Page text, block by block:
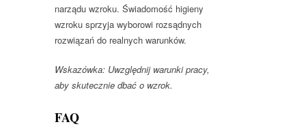
narządu wzroku. Świadomość higieny
wzroku sprzyja wyborowi rozsądnych
rozwiązań do realnych warunków.
Wskazówka: Uwzględnij warunki pracy,
aby skutecznie dbać o wzrok.
FAQ